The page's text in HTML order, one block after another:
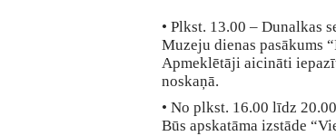
• Plkst. 13.00 – Dunalkas
Muzeju dienas pasākums
Apmeklētāji aicināti
noskaņā.
• No plkst. 16.00 līdz
Būs apskatāma izstāde